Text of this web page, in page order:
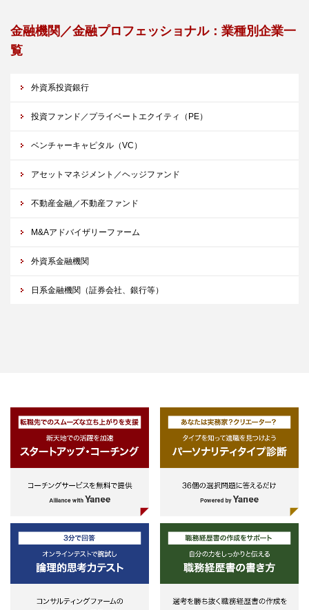
金融機関／金融プロフェッショナル：業種別企業一
覧
外資系投資銀行
投資ファンド／プライベートエクイティ（PE）
ベンチャーキャピタル（VC）
アセットマネジメント／ヘッジファンド
不動産金融／不動産ファンド
M&Aアドバイザリーファーム
外資系金融機関
日系金融機関（証券会社、銀行等）